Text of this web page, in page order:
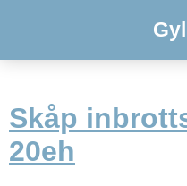
Skåp
20eh